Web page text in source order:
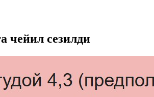
чейил сезилди